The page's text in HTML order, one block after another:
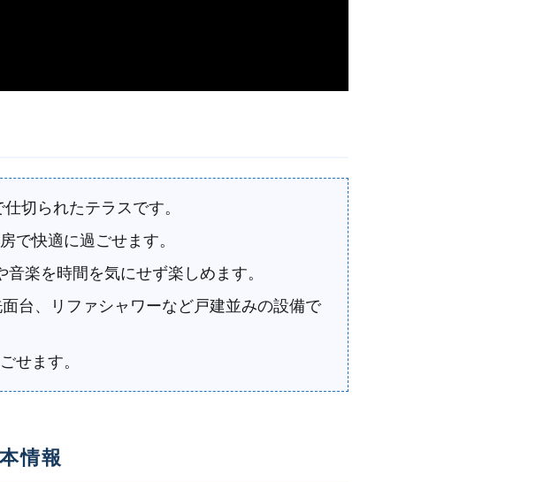
切られたテラスです。
で快適に過ごせます。
楽を時間を気にせず楽しめます。
台、リファシャワーなど戸建並みの設備で
せます。
情報